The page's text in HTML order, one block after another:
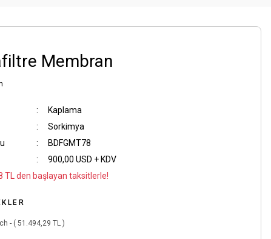
Membran
Kaplama
Sorkimya
BDFGMT78
900,00 USD + KDV
TL den başlayan taksitlerle!
- ( 51.494,29 TL )